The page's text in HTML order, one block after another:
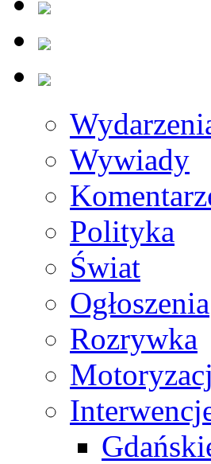
Wywiady
Polityka
Świat
Ogłoszenia
Rozrywka